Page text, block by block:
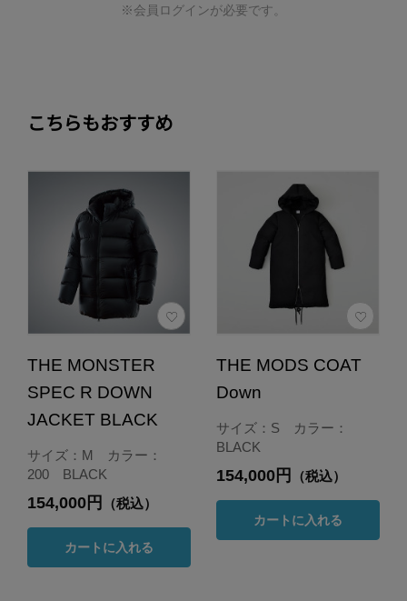
※会員ログインが必要です。
こちらもおすすめ
THE MONSTER
SPEC R DOWN
JACKET BLACK
サイズ：M カラー：
200 BLACK
154,000円 （税込）
カートに入れる
THE MODS COAT
Down
サイズ：S カラー：
BLACK
154,000円 （税込）
カートに入れる